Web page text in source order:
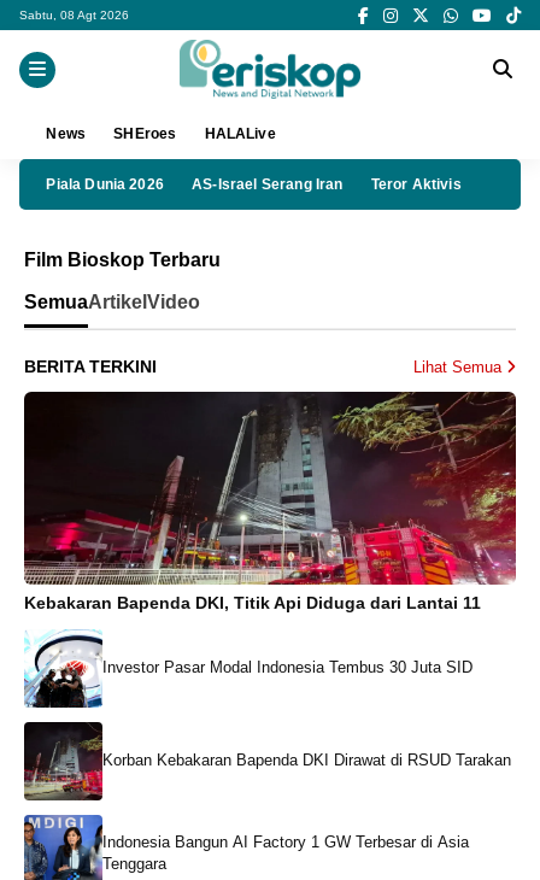
Sabtu, 08 Agt 2026
News SHEroes HALALive
Piala Dunia 2026 AS-Israel Serang Iran Teror Aktivis
Film Bioskop Terbaru
SemuaArtikel Video
BERITA TERKINI Lihat Semua
Kebakaran Bapenda DKI, Titik Api Diduga dari Lantai 11
Investor Pasar Modal Indonesia Tembus 30 Juta SID
Korban Kebakaran Bapenda DKI Dirawat di RSUD Tarakan
Indonesia Bangun AI Factory 1 GW Terbesar di Asia
Tenggara